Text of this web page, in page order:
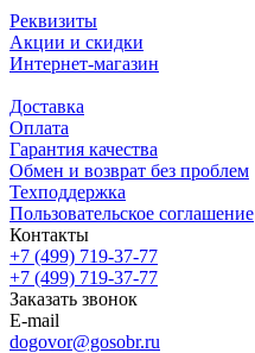
Реквизиты
Акции и скидки
Интернет-магазин
Доставка
Оплата
Гарантия качества
Обмен и возврат без проблем
Техподдержка
Пользовательское соглашение
Контакты
+7 (499) 719-37-77
+7 (499) 719-37-77
Заказать звонок
E-mail
dogovor@gosobr.ru